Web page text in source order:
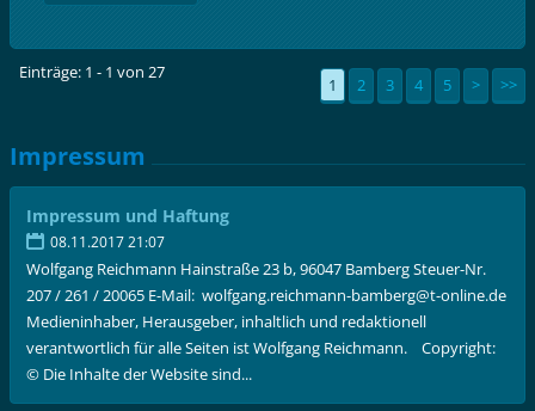
Einträge: 1 - 1 von 27
1 2 3 4 5 > >>
Impressum
Impressum und Haftung
08.11.2017 21:07
Wolfgang Reichmann Hainstraße 23 b, 96047 Bamberg Steuer-Nr.
207 / 261 / 20065 E-Mail: wolfgang.reichmann-bamberg@t-online.de
Medieninhaber, Herausgeber, inhaltlich und redaktionell
verantwortlich für alle Seiten ist Wolfgang Reichmann. Copyright:
© Die Inhalte der Website sind...